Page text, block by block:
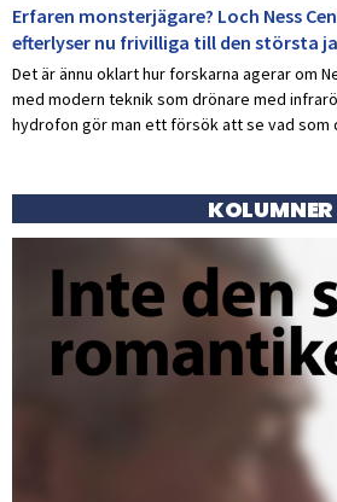
Erfaren monsterjägare? Loch Ness
efterlyser nu frivilliga till den största
Det är ännu oklart hur forskarna agerar om
med modern teknik som drönare med
hydrofon gör man ett försök att se vad som
KOLUMNER